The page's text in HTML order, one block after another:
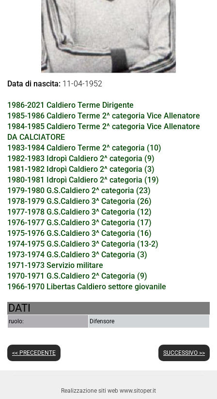
Data di nascita: 11-04-1952
1986-2021 Caldiero Terme Dirigente
1985-1986 Caldiero Terme 2^ categoria Vice Allenatore
1984-1985 Caldiero Terme 2^ categoria Vice Allenatore
DA CALCIATORE
1983-1984 Caldiero Terme 2^ categoria (10)
1982-1983 Idropì Caldiero 2^ categoria (9)
1981-1982 Idropì Caldiero 2^ categoria (3)
1980-1981 Idropì Caldiero 2^ categoria (19)
1979-1980 G.S.Caldiero 2^ categoria (23)
1978-1979 G.S.Caldiero 3^ Categoria (26)
1977-1978 G.S.Caldiero 3^ Categoria (12)
1976-1977 G.S.Caldiero 3^ Categoria (17)
1975-1976 G.S.Caldiero 3^ Categoria (16)
1974-1975 G.S.Caldiero 3^ Categoria (13-2)
1973-1974 G.S.Caldiero 3^ Categoria (3)
1971-1973 Servizio militare
1970-1971 G.S.Caldiero 2^ Categoria (9)
1966-1970 Libertas Caldiero settore giovanile
DATI
ruolo: Difensore
<< PRECEDENTE SUCCESSIVO >>
Realizzazione siti web www.sitoper.it